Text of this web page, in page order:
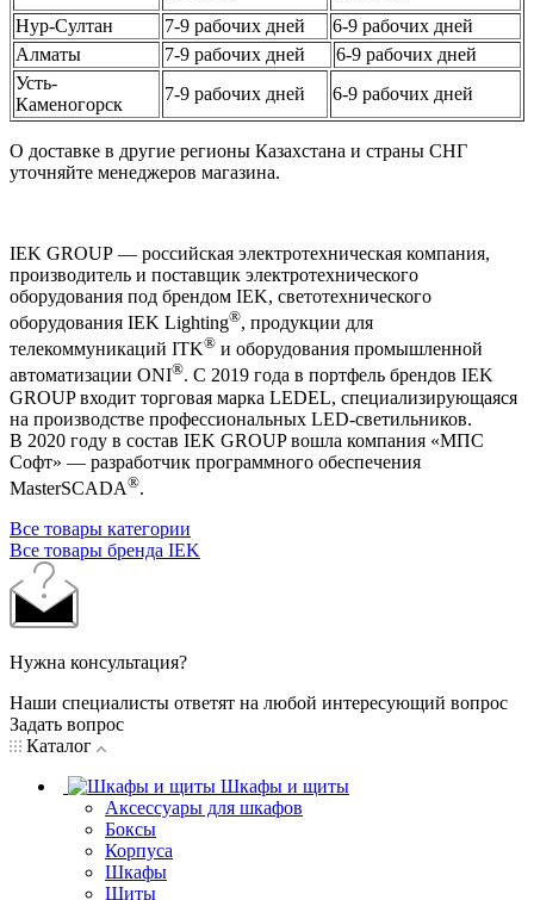
Нур-Султан
7-9 рабочих дней
6-9 рабочих дней
Алматы
7-9 рабочих дней
6-9 рабочих дней
Усть-
Каменогорск
7-9 рабочих дней 6-9 рабочих дней
О доставке в другие регионы Казахстана и страны СНГ
уточняйте менеджеров магазина.
IEK GROUP — российская электротехническая компания,
производитель и поставщик электротехнического
оборудования под брендом IEK, светотехнического
оборудования IEK Lighting®, продукции для
телекоммуникаций ITK® и оборудования промышленной
автоматизации ONI®. С 2019 года в портфель брендов IEK
GROUP входит торговая марка LEDEL, специализирующаяся
на производстве профессиональных LED-светильников.
В 2020 году в состав IEK GROUP вошла компания «МПС
Софт» — разработчик программного обеспечения
MasterSCADA®.
Все товары категории
Все товары бренда IEK
Нужна консультация?
Наши специалисты ответят на любой интересующий вопрос
Задать вопрос
Каталог
Шкафы и щиты
Аксессуары для шкафов
Боксы
Корпуса
Шкафы
Щиты